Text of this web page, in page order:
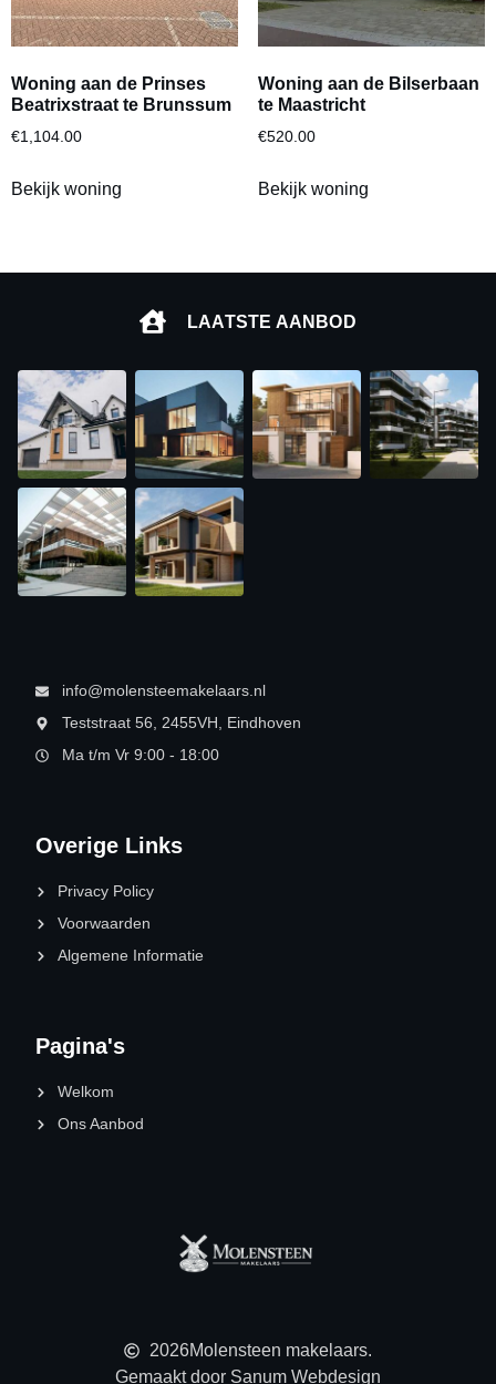
Woning aan de Prinses
Beatrixstraat te Brunssum
€1,104.00
Bekijk woning
Woning aan de Bilserbaan
te Maastricht
€520.00
Bekijk woning
LAATSTE AANBOD
2026Molensteen makelaars.
Gemaakt door Sanum Webdesign
Pagina's
Welkom
Ons Aanbod
Overige Links
Privacy Policy
Voorwaarden
Algemene Informatie
info@molensteemakelaars.nl
Teststraat 56, 2455VH, Eindhoven
Ma t/m Vr 9:00 - 18:00